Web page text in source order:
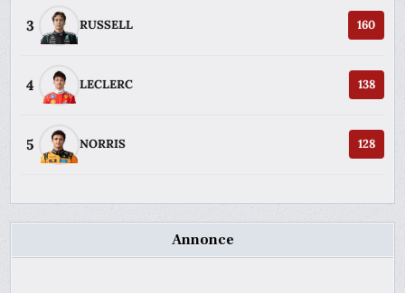
3 RUSSELL 160
4 LECLERC 138
5 NORRIS 128
Annonce